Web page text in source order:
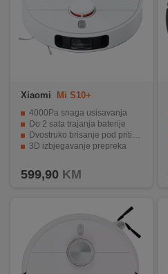
Xiaomi Mi S10+
4000Pa snaga usisavanja
Do 2 sata trajanja baterije
Dvostruko brisanje pod pritiskom
3D izbjegavanje prepreka
599,90 KM